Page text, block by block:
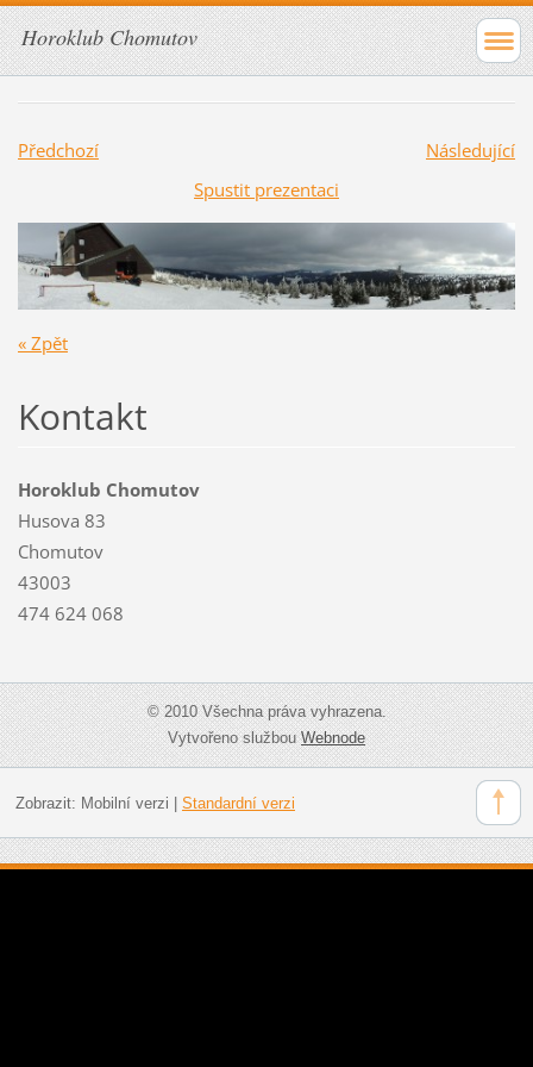
Horoklub Chomutov
Předchozí
Následující
Spustit prezentaci
« Zpět
Kontakt
Horoklub Chomutov
Husova 83
Chomutov
43003
474 624 068
© 2010 Všechna práva vyhrazena.
Vytvořeno službouWebnode
Zobrazit: Mobilní verzi Standardní verzi